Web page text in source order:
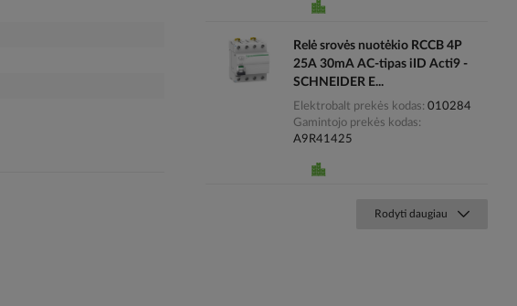
Relė srovės nuotėkio RCCB 4P
25A 30mA AC-tipas iID Acti9 -
SCHNEIDER E...
Elektrobalt prekės kodas 010284
Gamintojo prekės kodas
A9R41425
Rodyti daugiau